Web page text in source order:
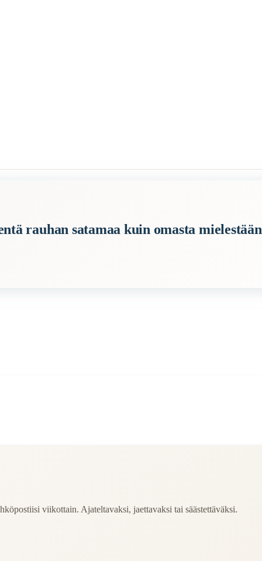
rauhan satamaa kuin omasta mielestään
viikottain. Ajateltavaksi, jaettavaksi tai säästettäväksi.